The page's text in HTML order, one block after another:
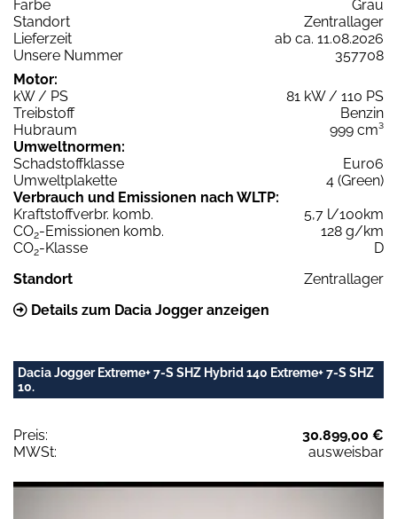
Farbe
Grau
Standort
Zentrallager
Lieferzeit
ab ca. 11.08.2026
Unsere Nummer
357708
Motor:
kW / PS
81 kW / 110 PS
Treibstoff
Benzin
Hubraum
999 cm³
Umweltnormen:
Schadstoffklasse
Euro6
Umweltplakette
4 (Green)
Verbrauch und Emissionen nach WLTP:
Kraftstoffverbr. komb.
5,7 l/100km
CO2-Emissionen komb.
128 g/km
CO2-Klasse
D
Standort
Zentrallager
Details zum Dacia Jogger anzeigen
Dacia Jogger Extreme+ 7-S SHZ Hybrid 140 Extreme+ 7-S SHZ
10.
Preis:
30.899,00 €
MWSt:
ausweisbar